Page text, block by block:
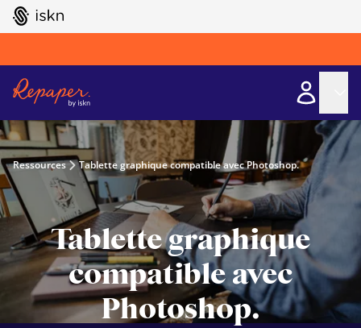
GO TO ISKN HOME
Ressources Tablette graphique compatible avec Photoshop.
Tablette graphique
compatible avec
Photoshop.